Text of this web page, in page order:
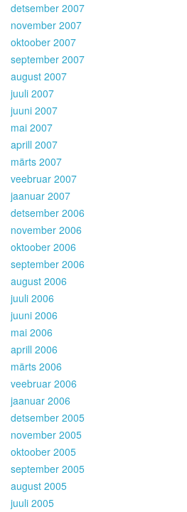
detsember 2007
november 2007
oktoober 2007
september 2007
august 2007
juuli 2007
juuni 2007
mai 2007
aprill 2007
märts 2007
veebruar 2007
jaanuar 2007
detsember 2006
november 2006
oktoober 2006
september 2006
august 2006
juuli 2006
juuni 2006
mai 2006
aprill 2006
märts 2006
veebruar 2006
jaanuar 2006
detsember 2005
november 2005
oktoober 2005
september 2005
august 2005
juuli 2005